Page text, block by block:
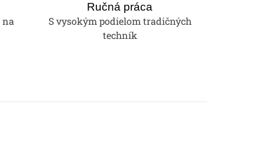
na
Ručná práca
S vysokým podielom tradičných
techník